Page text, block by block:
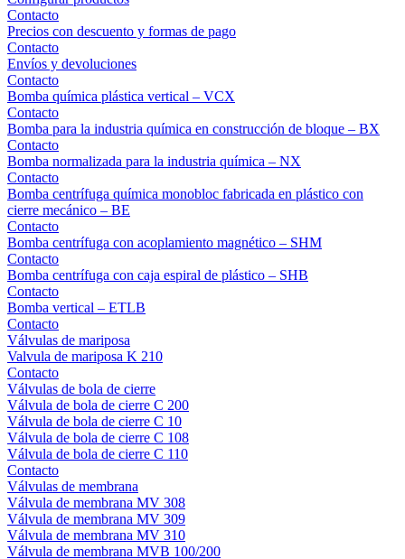
Contacto
Precios con descuento y formas de pago
Contacto
Envíos y devoluciones
Contacto
Bomba química plástica vertical – VCX
Contacto
Bomba para la industria química en construcción de bloque – BX
Contacto
Bomba normalizada para la industria química – NX
Contacto
Bomba centrífuga química monobloc fabricada en plástico con
cierre mecánico – BE
Contacto
Bomba centrífuga con acoplamiento magnético – SHM
Contacto
Bomba centrífuga con caja espiral de plástico – SHB
Contacto
Bomba vertical – ETLB
Contacto
Válvulas de mariposa
Valvula de mariposa K 210
Contacto
Válvulas de bola de cierre
Válvula de bola de cierre C 200
Válvula de bola de cierre C 10
Válvula de bola de cierre C 108
Válvula de bola de cierre C 110
Contacto
Válvulas de membrana
Válvula de membrana MV 308
Válvula de membrana MV 309
Válvula de membrana MV 310
Válvula de membrana MVB 100/200